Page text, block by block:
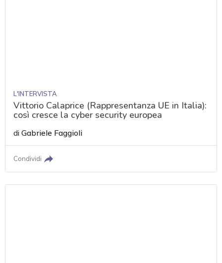
L'INTERVISTA
Vittorio Calaprice (Rappresentanza UE in Italia):
così cresce la cyber security europea
diGabriele Faggioli
Condividi